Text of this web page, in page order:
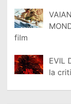
film
EVIL
la